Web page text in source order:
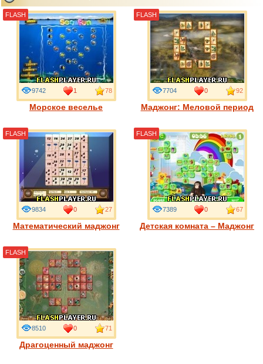
Морское веселье
9742 1 78
FLASH
Маджонг: Меловой период
7704 0 92
FLASH
Математический маджонг
9834 0 27
FLASH
Детская комната – Маджонг
7389 0 67
FLASH
Драгоценный маджонг
8510 0 71
FLASH